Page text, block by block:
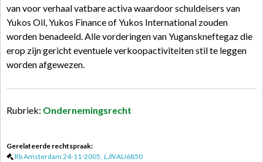
van voor verhaal vatbare activa waardoor schuldeisers van
Yukos Oil, Yukos Finance of Yukos International zouden
worden benadeeld. Alle vorderingen van Yuganskneftegaz die
erop zijn gericht eventuele verkoopactiviteiten stil te leggen
worden afgewezen.
Rubriek: Ondernemingsrecht
Gerelateerde rechtspraak:
Rb Amsterdam 24-11-2005, LJNAU6850